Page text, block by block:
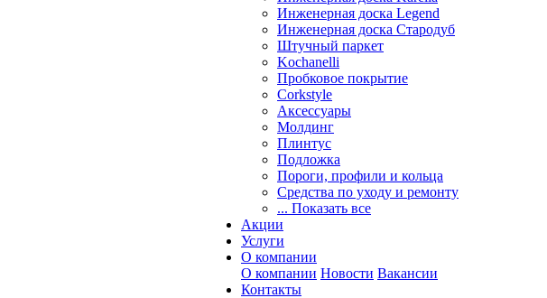
Инженерная доска Legend
Инженерная доска Стародуб
Штучный паркет
Kochanelli
Пробковое покрытие
Corkstyle
Аксессуары
Молдинг
Плинтус
Подложка
Пороги, профили и кольца
Средства по уходу и ремонту
... Показать все
Акции
Услуги
О компании
О компании Новости Вакансии
Контакты